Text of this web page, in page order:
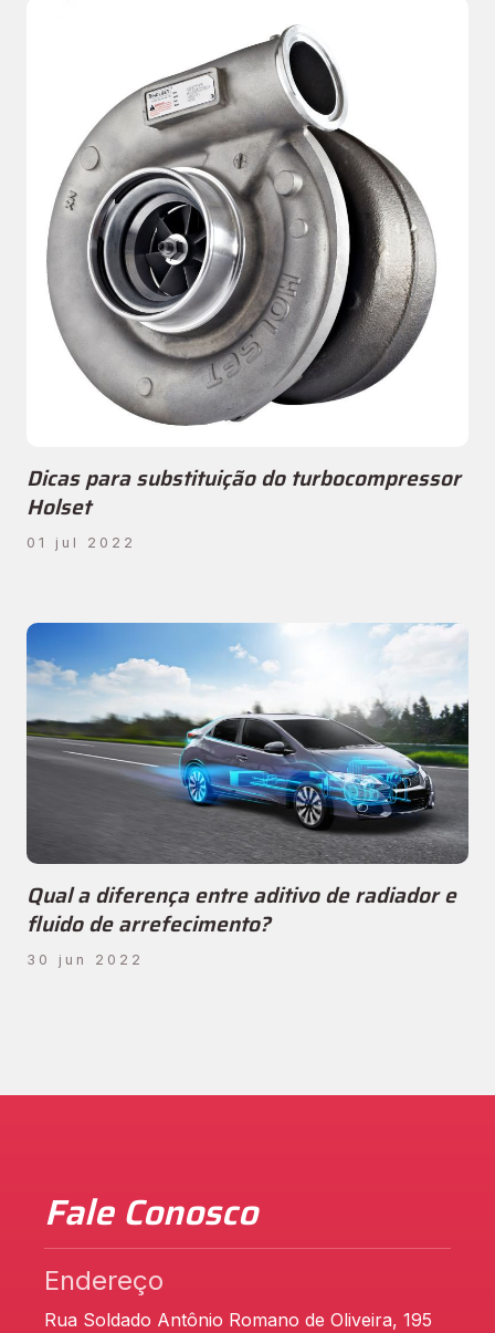
Dicas para substituição do turbocompressor
Holset
01 jul 2022
Qual a diferença entre aditivo de radiador e
fluido de arrefecimento?
30 jun 2022
Fale Conosco
Endereço
Rua Soldado Antônio Romano de Oliveira, 195